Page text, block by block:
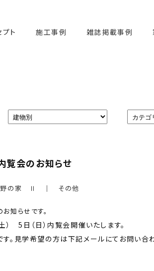
ト 施工事例 雑誌掲載事例
会のお知らせ
野の家 Ⅱ ｜ その他
知らせです。
5日（日）内覧会開催いたします。
。見学希望の方は下記メールにてお問い合わ